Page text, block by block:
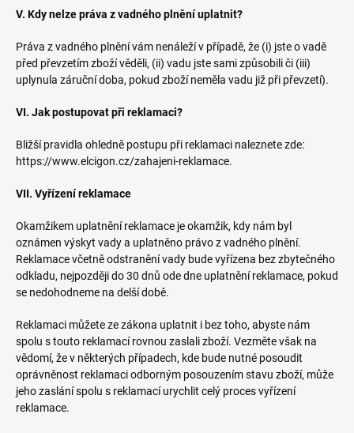
V. Kdy nelze práva z vadného plnění uplatnit?
Práva z vadného plnění vám nenáleží v případě, že (i) jste o vadě
před převzetím zboží věděli, (ii) vadu jste sami způsobili či (iii)
uplynula záruční doba, pokud zboží neměla vadu již při převzetí).
VI. Jak postupovat při reklamaci?
Bližší pravidla ohledně postupu při reklamaci naleznete zde:
https://www.elcigon.cz/zahajeni-reklamace.
VII. Vyřízení reklamace
Okamžikem uplatnění reklamace je okamžik, kdy nám byl
oznámen výskyt vady a uplatněno právo z vadného plnění.
Reklamace včetně odstranění vady bude vyřízena bez zbytečného
odkladu, nejpozději do 30 dnů ode dne uplatnění reklamace, pokud
se nedohodneme na delší době.
Reklamaci můžete ze zákona uplatnit i bez toho, abyste nám
spolu s touto reklamací rovnou zaslali zboží. Vezměte však na
vědomí, že v některých případech, kde bude nutné posoudit
oprávněnost reklamaci odborným posouzením stavu zboží, může
jeho zaslání spolu s reklamací urychlit celý proces vyřízení
reklamace.